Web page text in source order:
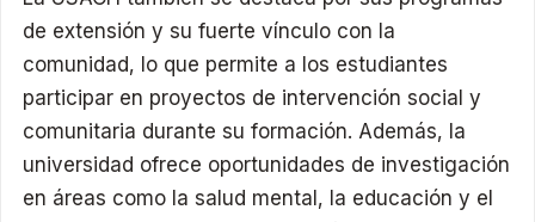
de extensión y su fuerte vínculo con la
comunidad, lo que permite a los estudiantes
participar en proyectos de intervención social y
comunitaria durante su formación. Además, la
universidad ofrece oportunidades de investigación
en áreas como la salud mental, la educación y el